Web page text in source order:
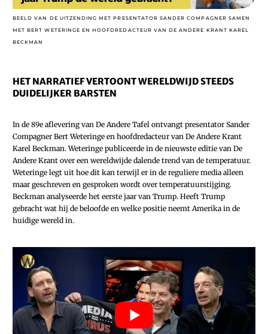
BEELD VAN DE UITZENDING MET PRESENTATOR SANDER COMPAGNER SAMEN
METBERT WETERINGE EN HOOFDREDACTEUR VAN DE ANDERE KRANT KAREL
BECKMAN
HET NARRATIEF VERTOONT WERELDWIJD STEEDS
DUIDELIJKER BARSTEN
In de 89e aflevering van De Andere Tafel ontvangt presentator Sander
Compagner Bert Weteringe en hoofdredacteur van De Andere Krant
Karel Beckman. Weteringe publiceerde in de nieuwste editie van De
Andere Krant over een wereldwijde dalende trend van de temperatuur.
Weteringe legt uit hoe dit kan terwijl er in de reguliere media alleen
maar geschreven en gesproken wordt over temperatuurstijging.
Beckman analyseerde het eerste jaar van Trump. Heeft Trump
gebracht wat hij de beloofde en welke positie neemt Amerika in de
huidige wereld in.